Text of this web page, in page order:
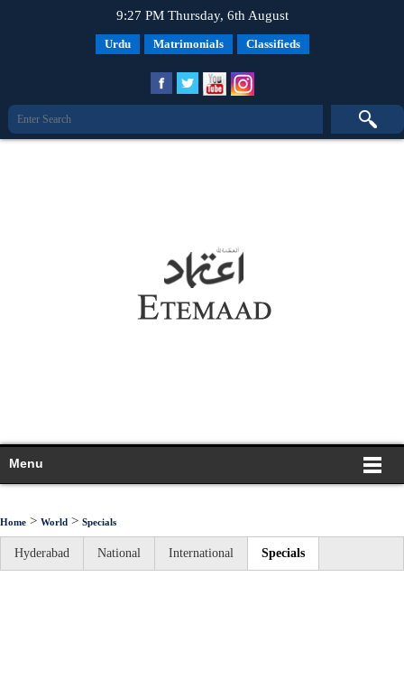
9:27 PM Thursday, 6th August
Urdu Matrimonials Classifieds
Menu
Home > World > Specials
Hyderabad National International Specials